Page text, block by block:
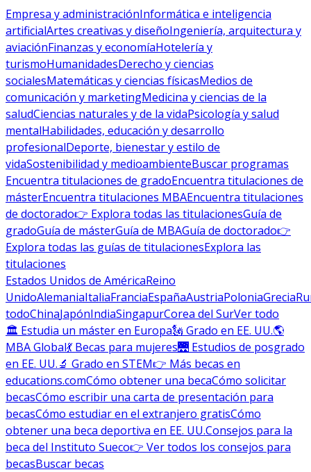
Empresa y administraciónInformática e inteligencia
artificialArtes creativas y diseñoIngeniería, arquitectura y
aviaciónFinanzas y economíaHotelería y
turismoHumanidadesDerecho y ciencias
socialesMatemáticas y ciencias físicasMedios de
comunicación y marketingMedicina y ciencias de la
saludCiencias naturales y de la vidaPsicología y salud
mentalHabilidades, educación y desarrollo
profesionalDeporte, bienestar y estilo de
vidaSostenibilidad y medioambienteBuscar programas
Encuentra titulaciones de gradoEncuentra titulaciones de
másterEncuentra titulaciones MBAEncuentra titulaciones
de doctorado👉 Explora todas las titulacionesGuía de
gradoGuía de másterGuía de MBAGuía de doctorado👉
Explora todas las guías de titulacionesExplora las
titulaciones
Estados Unidos de AméricaReino
UnidoAlemaniaItaliaFranciaEspañaAustriaPoloniaGrecia
todoChinaJapónIndiaSingapurCorea del SurVer todo
🏛 Estudia un máster en Europa🗽 Grado en EE. UU.🌎
MBA Global💃 Becas para mujeres🌉 Estudios de posgrado
en EE. UU.🔬 Grado en STEM👉 Más becas en
educations.comCómo obtener una becaCómo solicitar
becasCómo escribir una carta de presentación para
becasCómo estudiar en el extranjero gratisCómo
obtener una beca deportiva en EE. UU.Consejos para la
beca del Instituto Sueco👉 Ver todos los consejos para
becasBuscar becas